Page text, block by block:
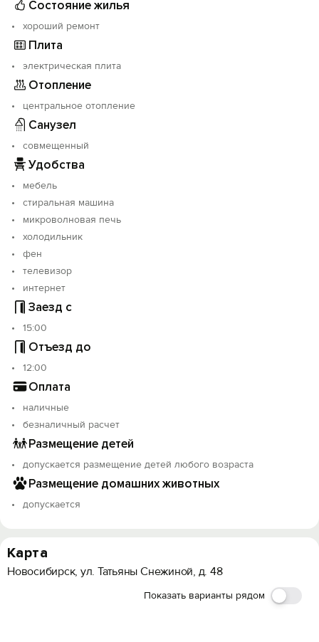
Состояние жилья
хороший ремонт
Плита
электрическая плита
Отопление
центральное отопление
Санузел
совмещенный
Удобства
мебель
стиральная машина
микроволновая печь
холодильник
фен
телевизор
интернет
Заезд с
15:00
Отъезд до
12:00
Оплата
наличные
безналичный расчет
Размещение детей
допускается размещение детей любого возраста
Размещение домашних животных
допускается
Карта
Новосибирск, ул. Татьяны Снежиной, д. 48
Показать варианты рядом